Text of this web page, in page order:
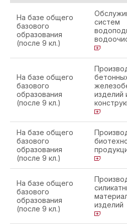
На базе общего
базового
образования
(после 9 кл.)
систем
На базе общего
базового
образования
(после 9 кл.)
изделий
На базе общего
базового
образования
(после 9 кл.)
На базе общего
базового
образования
(после 9 кл.)
изделий